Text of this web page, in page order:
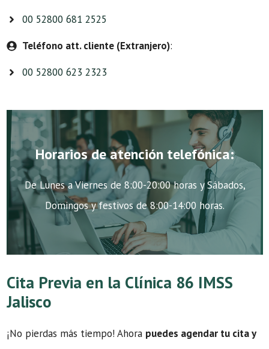
00 52800 681 2525
Teléfono att. cliente (Extranjero):
00 52800 623 2323
Horarios de atención telefónica:
De Lunes a Viernes de 8:00-20:00 horas y Sábados,
Domingos y festivos de 8:00-14:00 horas.
Cita Previa en la Clínica 86 IMSS
Jalisco
¡No pierdas más tiempo! Ahora puedes agendar tu cita y